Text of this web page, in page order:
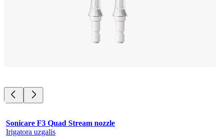
Sonicare F3 Quad Stream nozzle
Irigatora uzgalis